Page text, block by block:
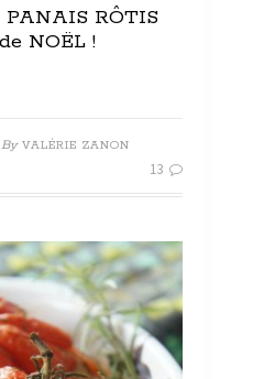
PANAIS RÔTIS
NOËL !
By VALÉRIE ZANON
13